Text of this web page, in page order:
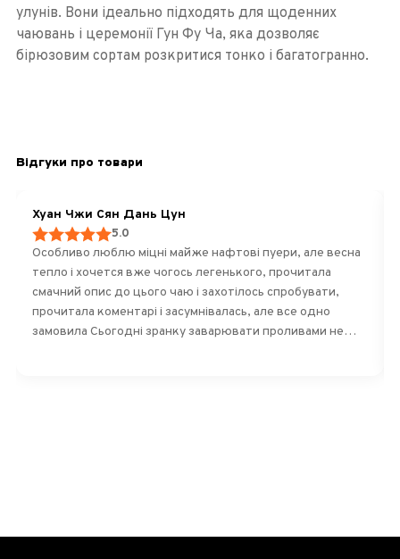
улунів. Вони ідеально підходять для щоденних
чаювань і церемонії Гун Фу Ча, яка дозволяє
бірюзовим сортам розкритися тонко і багатогранно.
Відгуки про товари
Хуан Чжи Сян Дань Цун
5.0
Особливо люблю міцні майже нафтові пуери, але весна
тепло і хочется вже чогось легенького, прочитала
смачний опис до цього чаю і захотілось спробувати,
прочитала коментарі і засумнівалась, але все одно
замовила Сьогодні зранку заварювати проливами не